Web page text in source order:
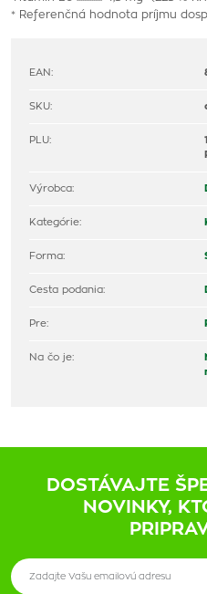
* Referenčná hodnota príjmu
EAN:
SKU:
PLU:
Výrobca:
Kategórie:
Forma:
Cesta podania:
Pre:
Na čo je:
DOSTÁVAJTE
NOVINKY,